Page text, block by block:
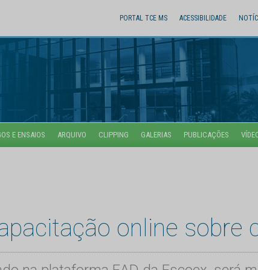
PORTAL TCE MS ACESSIBILIDADE
E ENSAIOS ARQUIVO CLIPPING GALERIAS PUBLICAÇÕES
online sobre